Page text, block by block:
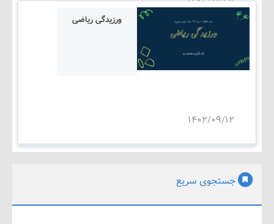
جستجوی سریع
ورزیدگی ریاضی
۱۴۰۲/۰۹/۱۲